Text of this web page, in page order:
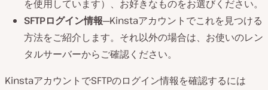
を使用しています）、お好きなものをお選びください。
SFTPログイン情報─Kinstaアカウントでこれを見つける
方法をご紹介します。それ以外の場合は、お使いのレン
タルサーバーからご確認ください。
KinstaアカウントでSFTPのログイン情報を確認するには